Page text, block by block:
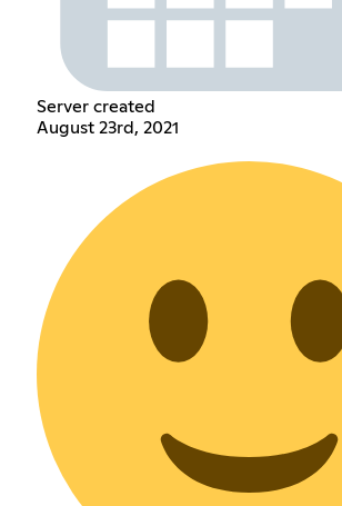
Server created
August 23rd, 2021